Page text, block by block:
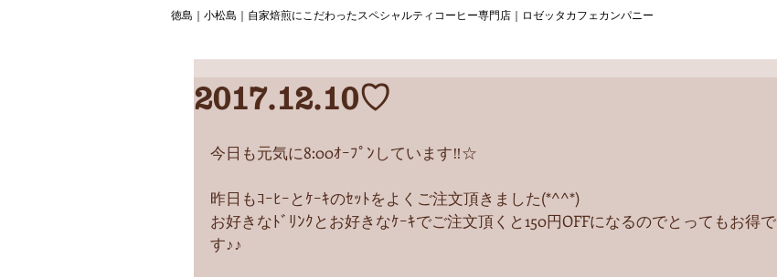
徳島｜小松島｜自家焙煎にこだわったスペシャルティコーヒー専門店｜ロゼッタカフェカンパニー
2017.12.10♡
今日も元気に8:00ｵｰﾌﾟﾝしています‼︎☆
昨日もｺｰﾋｰとｹｰｷのｾｯﾄをよくご注文頂きました(*^^*)
お好きなﾄﾞﾘﾝｸとお好きなｹｰｷでご注文頂くと150円OFFになるのでとってもお得で
す♪♪